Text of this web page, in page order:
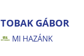
TOBAK GÁBOR
MI HAZÁNK